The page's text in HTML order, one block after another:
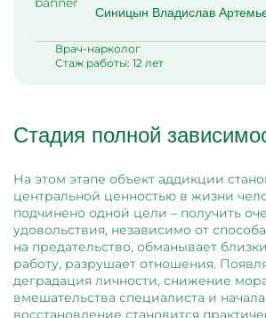
Синицын Владислав
Врач-нарколог
Стаж работы: 12 лет
Стадия полной
На этом этапе объект аддикции
центральной ценностью в жизни
подчинено одной цели – получить
удовольствия, независимо от
на предательство, обманывает
работу, разрушает отношения.
деградация личности, снижение
вмешательства специалиста и
восстановление становится